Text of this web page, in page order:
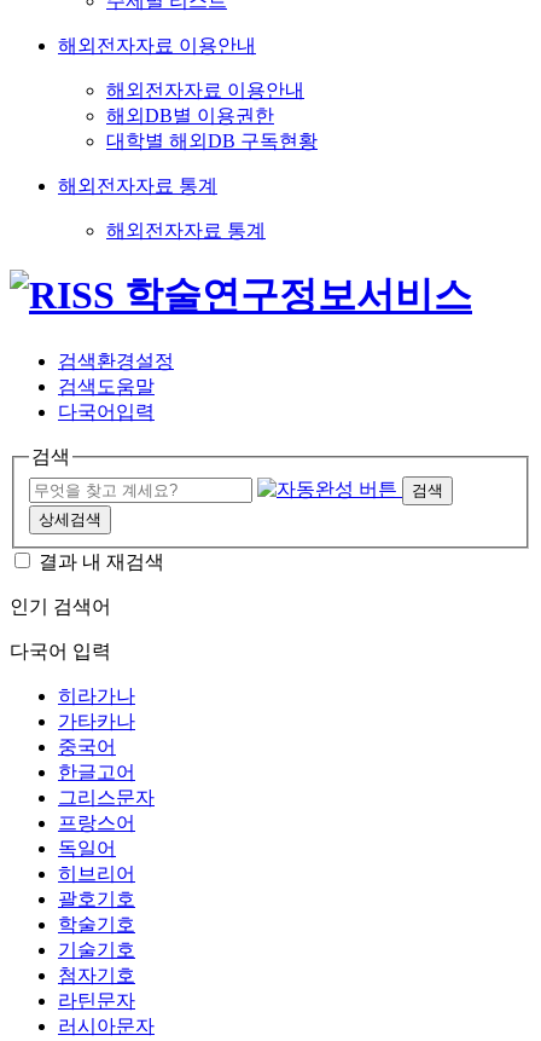
해외전자자료 이용안내
해외전자자료 이용안내
해외DB별 이용권한
대학별 해외DB 구독현황
해외전자자료 통계
해외전자자료 통계
검색환경설정
검색도움말
다국어입력
검색
검색
상세검색
결과 내 재검색
인기 검색어
다국어 입력
히라가나
가타카나
중국어
한글고어
그리스문자
프랑스어
독일어
히브리어
괄호기호
학술기호
기술기호
첨자기호
라틴문자
러시아문자